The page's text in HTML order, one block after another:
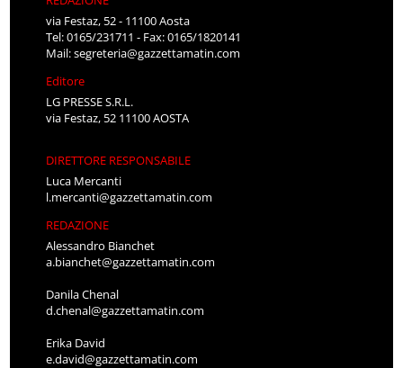
via Festaz, 52 - 11100 Aosta
Tel: 0165/231711 - Fax: 0165/1820141
Mail:segreteria@gazzettamatin.com
Editore
LG PRESSE S.R.L.
via Festaz, 52 11100 AOSTA
DIRETTORE RESPONSABILE
Luca Mercanti
l.mercanti@gazzettamatin.com
REDAZIONE
Alessandro Bianchet
a.bianchet@gazzettamatin.com
Danila Chenal
d.chenal@gazzettamatin.com
Erika David
e.david@gazzettamatin.com